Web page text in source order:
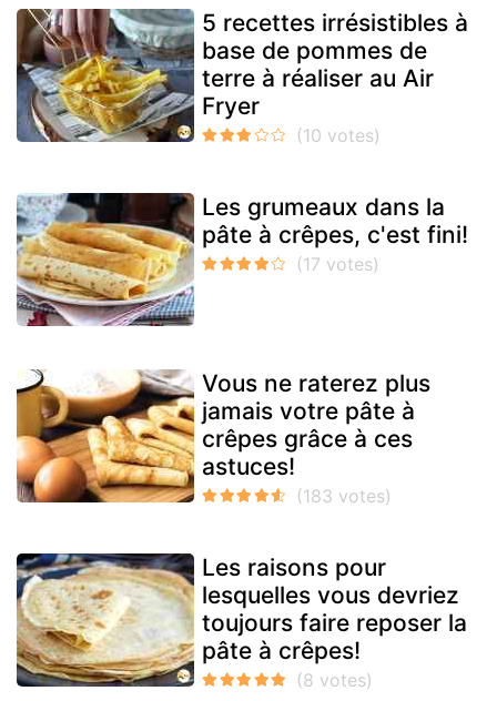
5 recettes irrésistibles à
base de pommes de
terre à réaliser au Air
Fryer
Les grumeaux dans la
pâte à crêpes, c'est fini!
Vous ne raterez plus
jamais votre pâte à
crêpes grâce à ces
astuces!
Les raisons pour
lesquelles vous devriez
toujours faire reposer la
pâte à crêpes!